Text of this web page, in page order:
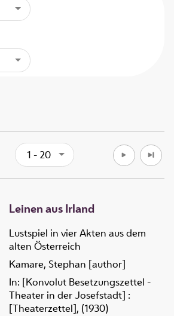
1 - 20
Leinen aus Irland
Lustspiel in vier Akten aus dem
alten Österreich
Kamare, Stephan [author]
In: [Konvolut Besetzungszettel -
Theater in der Josefstadt] :
[Theaterzettel], (1930)